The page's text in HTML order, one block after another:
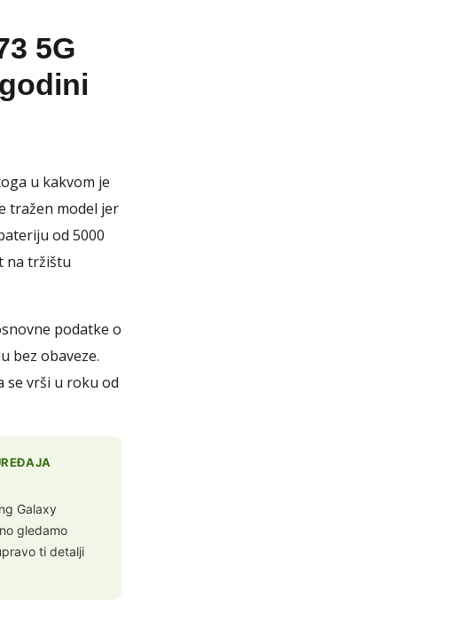
5G
u kakvom je
tražen model jer
od 5000
na tržištu
podatke o
bez obaveze.
se vrši u roku od
Galaxy
gledamo
ti detalji